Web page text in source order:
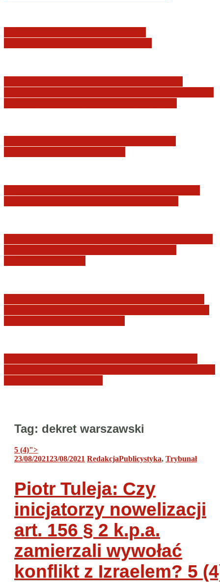
Tag: dekret warszawski
5 (4)">
23/08/202123/08/2021 RedakcjaPublicystyka, Trybunał
Piotr Tuleja: Czy
inicjatorzy nowelizacji
art. 156 § 2 k.p.a.
zamierzali wywołać
konflikt z Izraelem? 5